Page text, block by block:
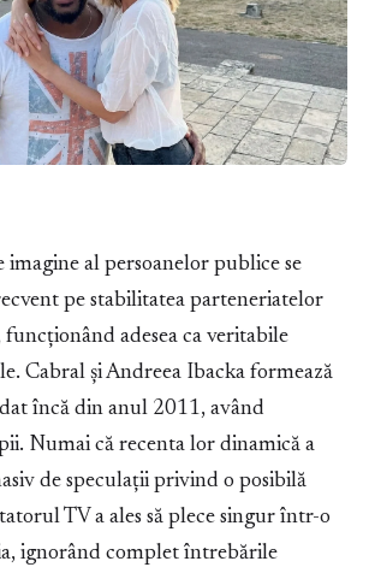
imagine al persoanelor publice se
pe stabilitatea parteneriatelor
funcționând adesea ca veritabile
Cabral și Andreea Ibacka formează
încă din anul 2011, având
Numai că recenta lor dinamică a
de speculații privind o posibilă
TV a ales să plece singur într-o
ignorând complet întrebările